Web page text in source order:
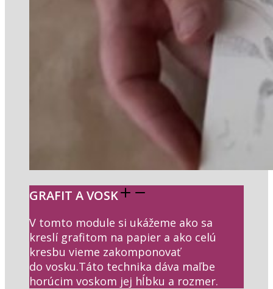
GRAFIT A VOSK
V tomto module si ukážeme ako sa
kreslí grafitom na papier a ako celú
kresbu vieme zakomponovať
do vosku.Táto technika dáva maľbe
horúcim voskom jej hĺbku a rozmer.